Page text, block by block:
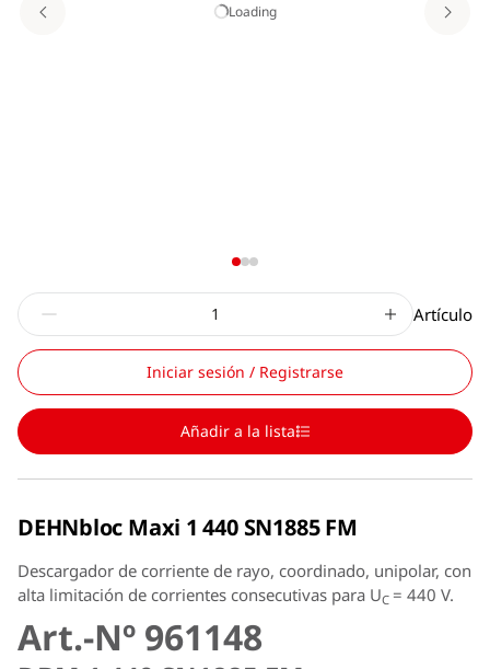
Loading
Artículo
Iniciar sesión / Registrarse
Añadir a la lista
DEHNbloc Maxi 1 440 SN1885 FM
Descargador de corriente de rayo, coordinado, unipolar, con
alta limitación de corrientes consecutivas para UC = 440 V.
Art.-Nº 961148